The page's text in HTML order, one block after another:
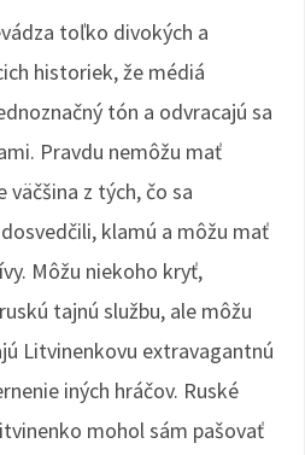
toľko divokých a
historiek, že médiá
tón a odvracajú sa
Pravdu nemôžu mať
väčšina z tých, čo sa
klamú a môžu mať
Môžu niekoho kryť,
tajnú službu, ale môžu
Litvinenkovu extravagantnú
iných hráčov. Ruské
mohol sám pašovať